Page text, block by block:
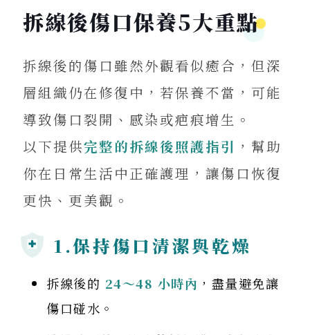
拆線後傷口保養5大重點
拆線後的傷口雖然外觀看似癒合，但深
層組織仍在修復中，若保養不當，可能
導致傷口裂開、感染或疤痕增生。
以下提供完整的拆線後照護指引 ，幫助
你在日常生活中正確護理，讓傷口恢復
更快、更美觀。
1.保持傷口清潔與乾燥
拆線後的 24～48 小時內 ，盡量避免讓
傷口碰水。